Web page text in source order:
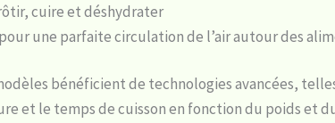
cuire et déshydrater
une parfaite circulation de l’air autour des
bénéficient de technologies avancées,
et le temps de cuisson en fonction du poids et